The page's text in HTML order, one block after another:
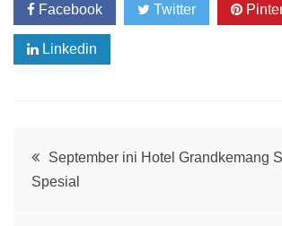
Facebook Twitter
Linkedin
Post
navigation
September ini Hotel Grandkemang
Spesial